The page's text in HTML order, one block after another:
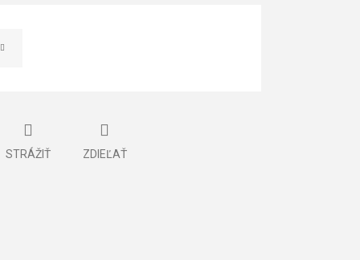
STRÁŽIŤ ZDIEĽAŤ